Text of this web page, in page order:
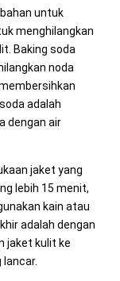
untuk
menghilangkan
Baking soda
noda
adalah
dengan air
jaket yang
lebih 15 menit,
kain atau
adalah dengan
jaket kulit ke